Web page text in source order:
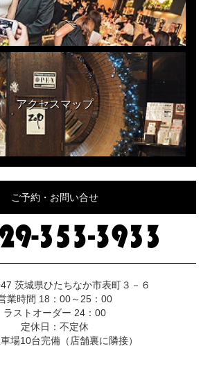
アクセスマップ
ご予約・お問い合せ
茨城県ひたちなか市表町３－６
業時間 18：00～25：00
ラストオーダー 24：00
定休日：不定休
場10台完備（店舗裏に隣接）